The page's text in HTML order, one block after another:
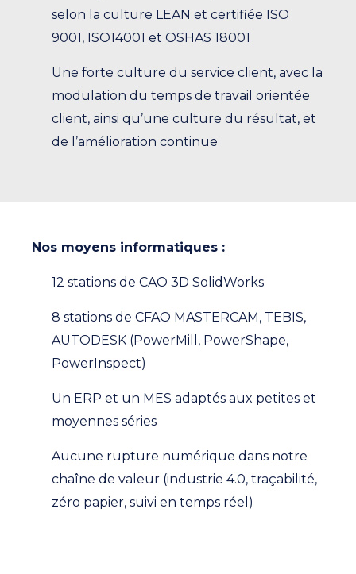
selon la culture LEAN et certifiée ISO
9001, ISO14001 et OSHAS 18001
Une forte culture du service client, avec la
modulation du temps de travail orientée
client, ainsi qu’une culture du résultat, et
de l’amélioration continue
Nos moyens informatiques :
12 stations de CAO 3D SolidWorks
8 stations de CFAO MASTERCAM, TEBIS,
AUTODESK (PowerMill, PowerShape,
PowerInspect)
Un ERP et un MES adaptés aux petites et
moyennes séries
Aucune rupture numérique dans notre
chaîne de valeur (industrie 4.0, traçabilité,
zéro papier, suivi en temps réel)